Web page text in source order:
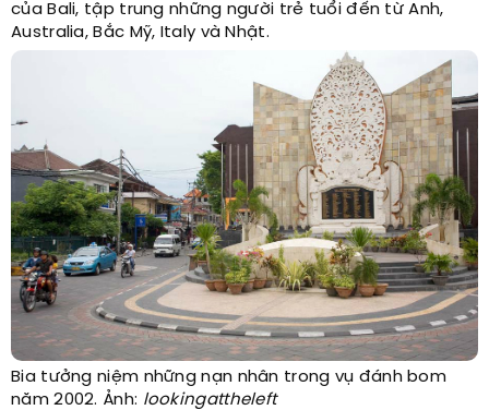
của Bali, tập trung những người trẻ tuổi đến từ Anh,
Australia, Bắc Mỹ, Italy và Nhật.
Bia tưởng niệm những nạn nhân trong vụ đánh bom
năm 2002. Ảnh: lookingattheleft